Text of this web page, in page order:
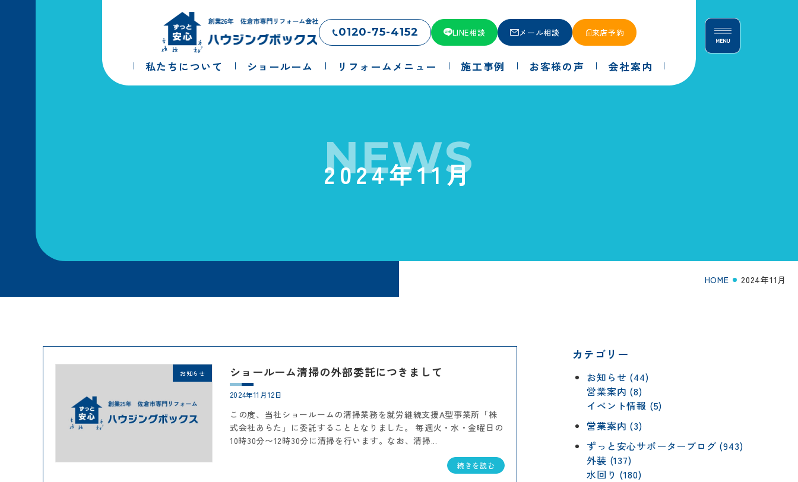
0120-75-4152 LINE相談 メール相談 来店予約
私たちについて ショールーム リフォームメニュー 施工事例 お客様の声 会社案内
2024年11月
NEWS
HOME 2024年11月
お知らせ ショールーム清掃の外部委託につきまして
2024年11月12日
この度、当社ショールームの清掃業務を就労継続支援A型事業所「株
式会社あらた」に委託することとなりました。 毎週火・水・金曜日の
10時30分〜12時30分に清掃を行います。なお、清掃...
続きを読む
カテゴリー
お知らせ (44)
営業案内 (8)
イベント情報 (5)
営業案内 (3)
ずっと安心サポーターブログ (943)
外装 (137)
水回り (180)